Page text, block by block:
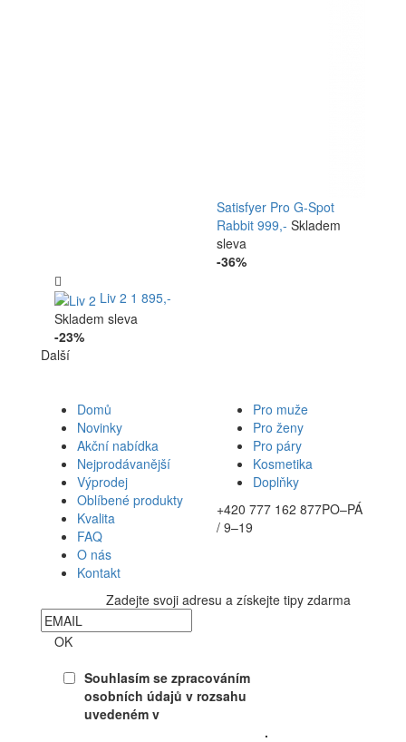
Satisfyer Pro G-Spot
Rabbit 999,- Skladem
sleva
-36%
Liv 2 1 895,-
Skladem sleva
-23%
Další
Domů
Novinky
Akční nabídka
Nejprodávanější
Výprodej
Oblíbené produkty
Kvalita
FAQ
O nás
Kontakt
Pro muže
Pro ženy
Pro páry
Kosmetika
Doplňky
+420 777 162 877PO–PÁ
/ 9–19
Zadejte svoji adresu a získejte tipy zdarma
OK
Souhlasím se zpracováním
osobních údajů v rozsahu
uvedeném v
.